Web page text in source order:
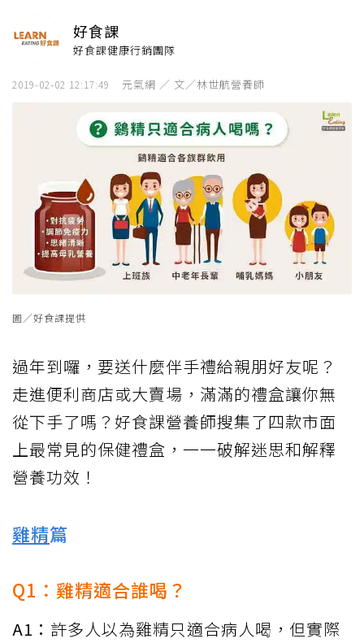
好食課
好食課健康行銷團隊
2019-02-02 12:17:49 元氣網 ／ 文／林世航營養師
圖／好食課提供
過年到囉，要送什麼伴手禮給親朋好友呢？
走進便利商店或大賣場，滿滿的禮盒讓你無
從下手了嗎？好食課營養師搜集了四款市面
上最常見的保健禮盒，一一破解迷思和解釋
營養功效！
雞精篇
Q1：雞精適合誰喝？
A1： 許多人以為雞精只適合病人喝，但實際